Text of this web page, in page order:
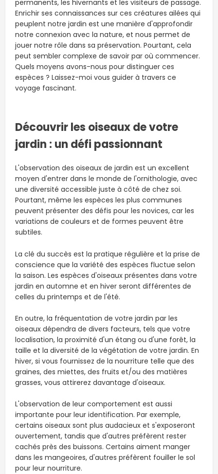
permanents, les hivernants et les visiteurs de passage.
Enrichir ses connaissances sur ces créatures ailées qui
peuplent notre jardin est une manière d'approfondir
notre connexion avec la nature, et nous permet de
jouer notre rôle dans sa préservation. Pourtant, cela
peut sembler complexe de savoir par où commencer.
Quels moyens avons-nous pour distinguer ces
espèces ? Laissez-moi vous guider à travers ce
voyage fascinant.
Découvrir les oiseaux de votre
jardin : un défi passionnant
L'observation des oiseaux de jardin est un excellent
moyen d'entrer dans le monde de l'ornithologie, avec
une diversité accessible juste à côté de chez soi.
Pourtant, même les espèces les plus communes
peuvent présenter des défis pour les novices, car les
variations de couleurs et de formes peuvent être
subtiles.
La clé du succès est la pratique régulière et la prise de
conscience que la variété des espèces fluctue selon
la saison. Les espèces d'oiseaux présentes dans votre
jardin en automne et en hiver seront différentes de
celles du printemps et de l'été.
En outre, la fréquentation de votre jardin par les
oiseaux dépendra de divers facteurs, tels que votre
localisation, la proximité d'un étang ou d'une forêt, la
taille et la diversité de la végétation de votre jardin. En
hiver, si vous fournissez de la nourriture telle que des
graines, des miettes, des fruits et/ou des matières
grasses, vous attirerez davantage d'oiseaux.
L'observation de leur comportement est aussi
importante pour leur identification. Par exemple,
certains oiseaux sont plus audacieux et s'exposeront
ouvertement, tandis que d'autres préfèrent rester
cachés près des buissons. Certains aiment manger
dans les mangeoires, d'autres préfèrent fouiller le sol
pour leur nourriture.